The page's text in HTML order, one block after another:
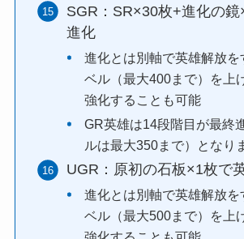
SGR：SR×30枚+進化の
進化
進化とは別軸で英雄解放を
ベル（最大400まで）を上
強化することも可能
GR英雄は14段階目が最終
ルは最大350まで）となり
UGR：原初の石板×1枚で
進化とは別軸で英雄解放を
ベル（最大500まで）を上